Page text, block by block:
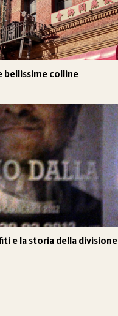
bellissime colline
e la storia della divisione